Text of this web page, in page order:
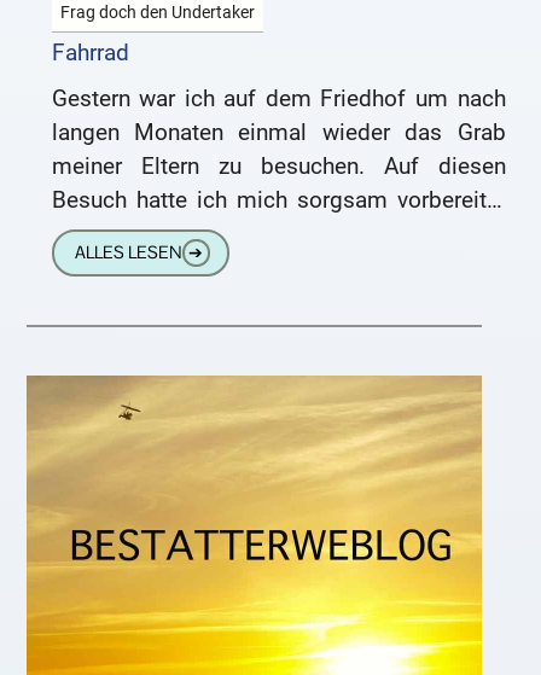
Frag doch den Undertaker
Fahrrad
Gestern war ich auf dem Friedhof um nach
langen Monaten einmal wieder das Grab
meiner Eltern zu besuchen. Auf diesen
Besuch hatte ich mich sorgsam vorbereitet
und sogar Blumen besorgt.
ALLES LESEN ➔